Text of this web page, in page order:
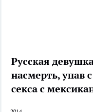
Русская
насмерть, упав
секса с